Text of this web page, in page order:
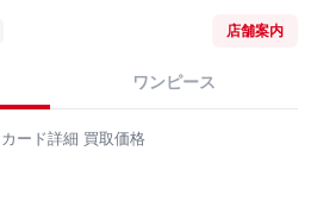
店舗案内
ワンピース
カード詳細 買取価格